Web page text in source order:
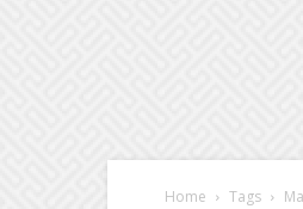
Home Tags